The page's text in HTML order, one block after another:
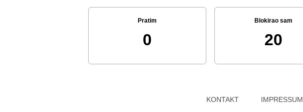
Pratim
0
Blokirao sam
20
KONTAKT IMPRESSUM